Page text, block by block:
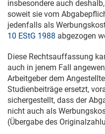
insbesondere auch
soweit sie vom
jedenfalls als
10 EStG 1988 abgezogen
Diese Rechtsauffassung
auch in jenem Fall
Arbeitgeber dem
Studienbeiträge ersetzt,
sichergestellt, dass der
nicht auch als
(Übergabe des